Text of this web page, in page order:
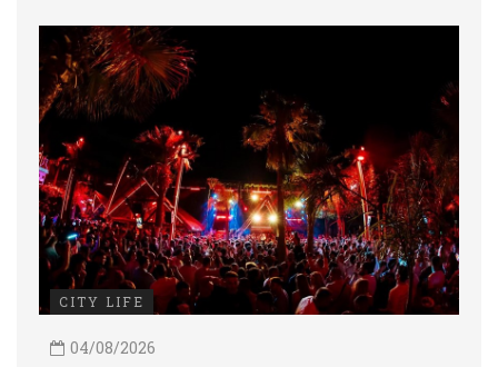
CITY LIFE
04/08/2026